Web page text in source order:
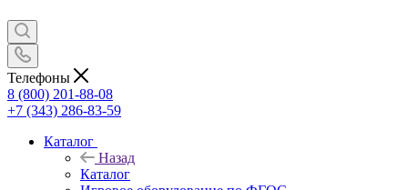
Телефоны
8 (800) 201-88-08
+7 (343) 286-83-59
Каталог
Назад
Каталог